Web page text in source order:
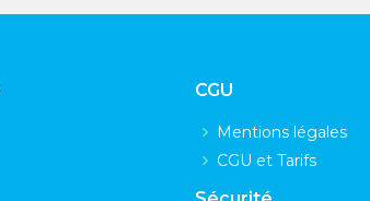
CGU
Mentions légales
CGU et Tarifs